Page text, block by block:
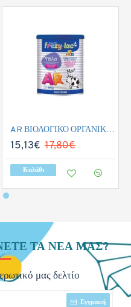
AR ΒΙΟΛΟΓΙΚΟ ΟΡΓΑΝΙΚΟ ΓΑΛΑ 400GR
15,13€ 17,80€
Καλάθι
ΤΑ ΝΈΑ ΜΑΣ?
μας δελτίο
Εγγραφή